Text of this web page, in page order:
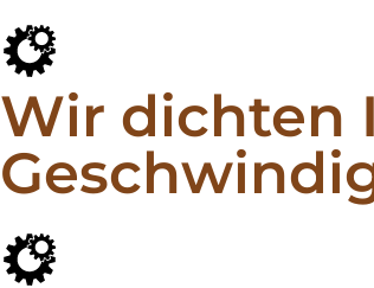
Wir dichten